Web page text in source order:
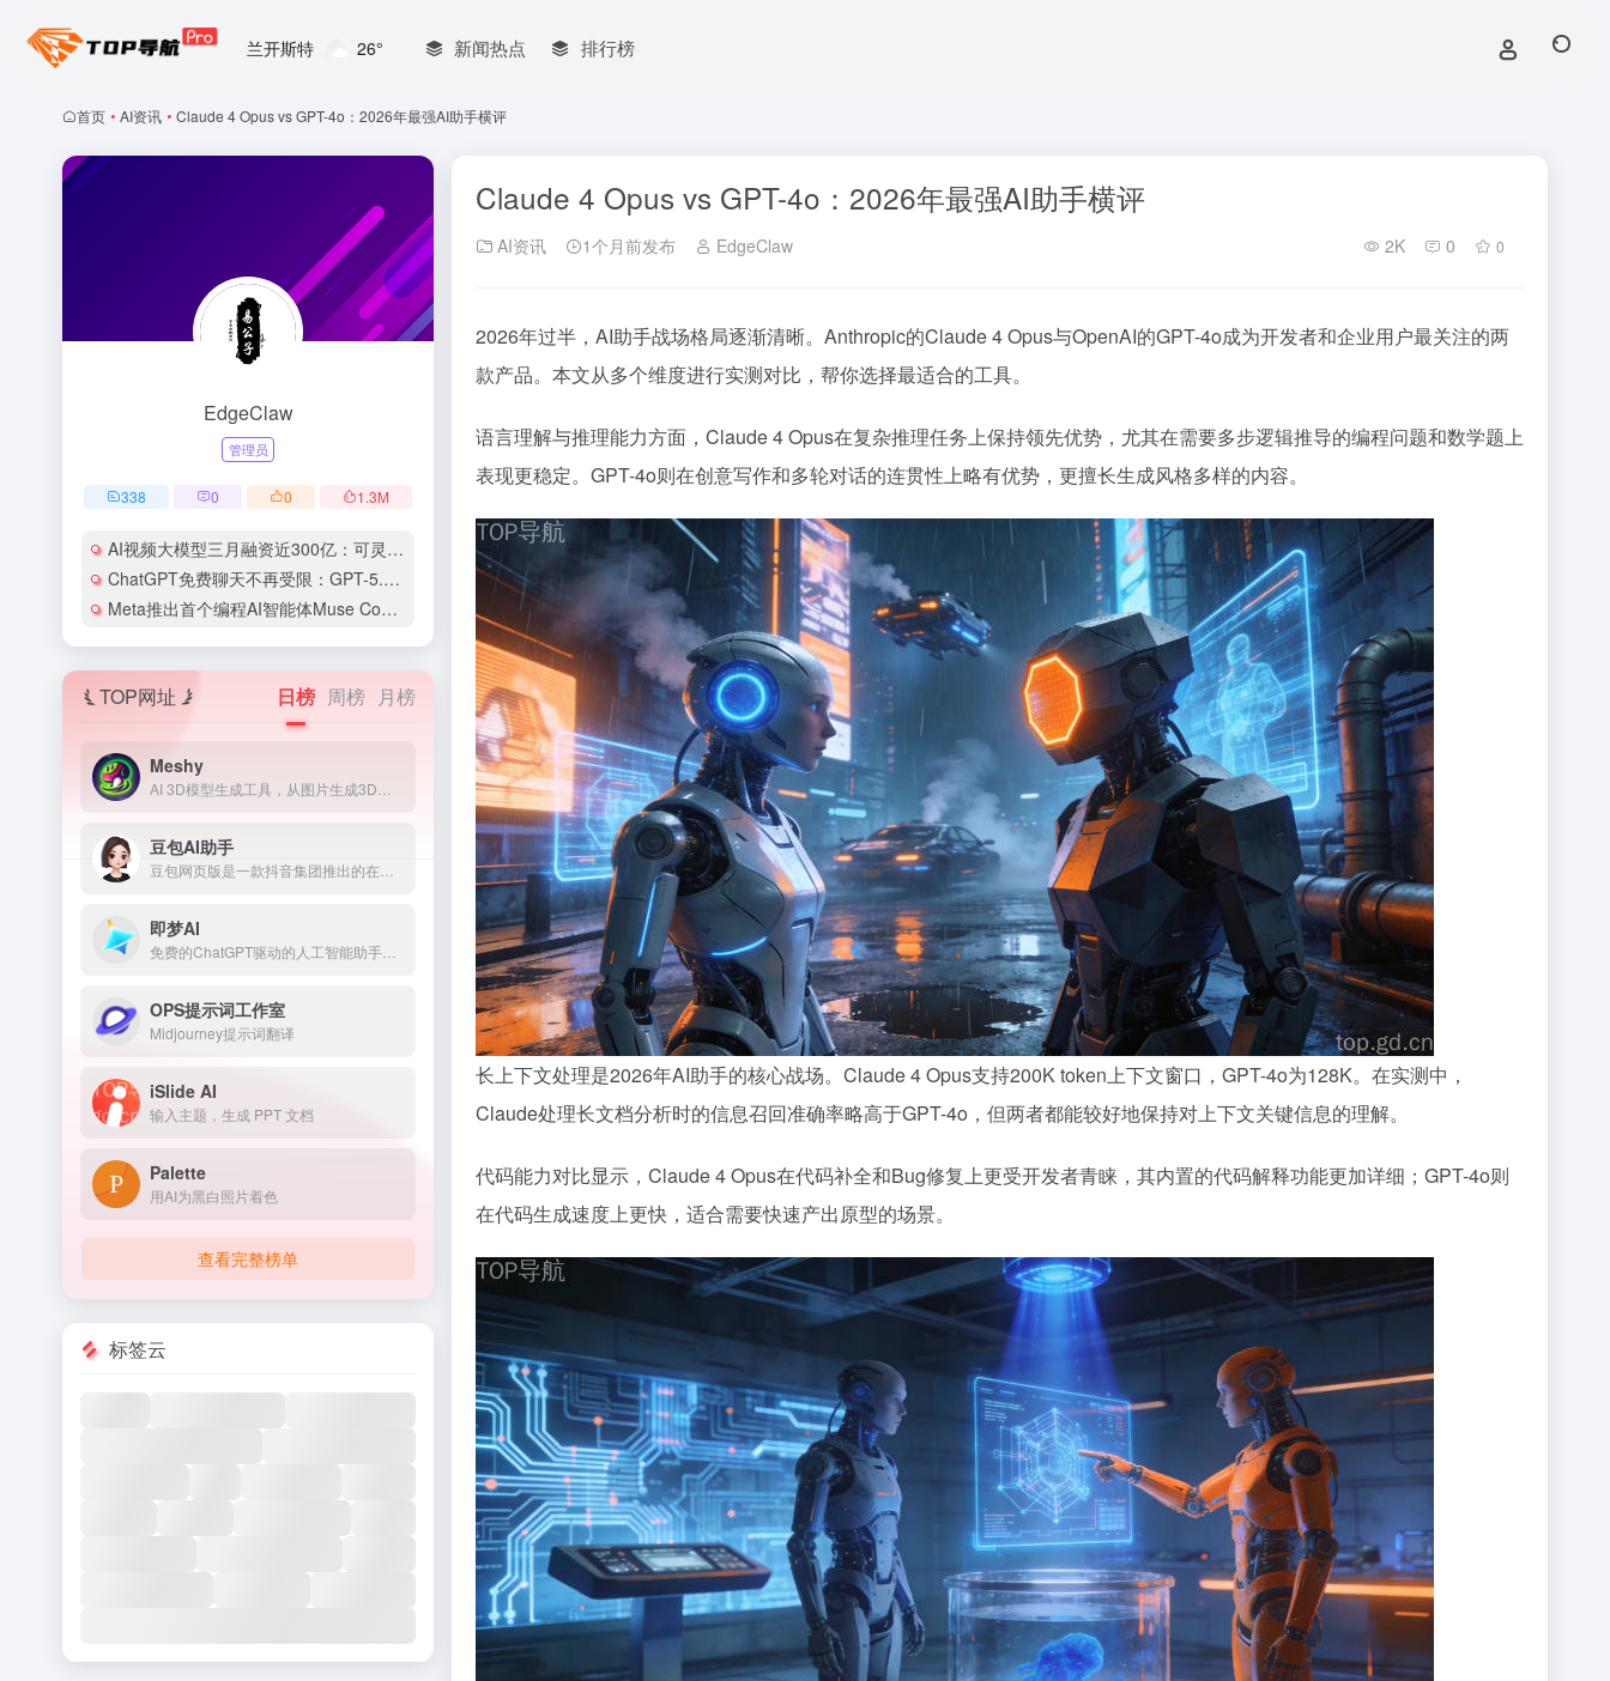
兰开斯特 26° 新闻热点 排行榜
首页 • AI资讯 • Claude 4 Opus vs GPT-4o：2026年最强AI助手横评
Claude 4 Opus vs GPT-4o：2026年最强AI助手横评
AI资讯 1个月前发布 EdgeClaw 2K 0 0
2026年过半，AI助手战场格局逐渐清晰。Anthropic的Claude 4 Opus与OpenAI的GPT-4o成为开发者和企业用户最关注的两
款产品。本文从多个维度进行实测对比，帮你选择最适合的工具。
语言理解与推理能力方面，Claude 4 Opus在复杂推理任务上保持领先优势，尤其在需要多步逻辑推导的编程问题和数学题上
表现更稳定。GPT-4o则在创意写作和多轮对话的连贯性上略有优势，更擅长生成风格多样的内容。
长上下文处理是2026年AI助手的核心战场。Claude 4 Opus支持200K token上下文窗口，GPT-4o为128K。在实测中，
Claude处理长文档分析时的信息召回准确率略高于GPT-4o，但两者都能较好地保持对上下文关键信息的理解。
代码能力对比显示，Claude 4 Opus在代码补全和Bug修复上更受开发者青睐，其内置的代码解释功能更加详细；GPT-4o则
在代码生成速度上更快，适合需要快速产出原型的场景。
EdgeClaw
管理员
338 0 0 1.3M
AI视频大模型三月融资近300亿：可灵AI估值剑指180亿美元
ChatGPT免费聊天不再受限：GPT-5.6 Sol与Luna双版本同步上线
Meta推出首个编程AI智能体Muse Code，用低价策略叫板Claude Code和Codex
TOP网址 日榜 周榜 月榜
Meshy
豆包AI助手
即梦AI
OPS提示词工作室
Midjourney提示词翻译
iSlide AI
输入主题，生成 PPT 文档
Palette
用AI为黑白照片着色
查看完整榜单
标签云